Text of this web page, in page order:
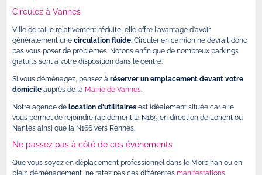
Circulez à Vannes
Ville de taille relativement réduite, elle offre l'avantage d'avoir
généralement une circulation fluide. Circuler en camion ne devrait donc
pas vous poser de problèmes. Notons enfin que de nombreux parkings
gratuits sont à votre disposition dans le centre.
Si vous déménagez, pensez à réserver un emplacement devant votre
domicile auprès de la Mairie de Vannes.
Notre agence de location d'utilitaires est idéalement située car elle
vous permet de rejoindre rapidement la N165 en direction de Lorient ou
Nantes ainsi que la N166 vers Rennes.
Ne passez pas à côté de ces événements
Que vous soyez en déplacement professionnel dans le Morbihan ou en